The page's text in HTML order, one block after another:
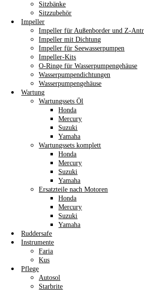
Sitzbänke
Sitzzubehör
Impeller
Impeller für Außenborder und Z-
Impeller mit Dichtung
Impeller für Seewasserpumpen
Impeller-Kits
O-Ringe für Wasserpumpengehäuse
Wasserpumpendichtungen
Wasserpumpengehäuse
Wartung
Wartungssets Öl
Honda
Mercury
Suzuki
Yamaha
Wartungssets komplett
Honda
Mercury
Suzuki
Yamaha
Ersatzteile nach Motoren
Honda
Mercury
Suzuki
Yamaha
Ruddersafe
Instrumente
Faria
Kus
Pflege
Autosol
Starbrite